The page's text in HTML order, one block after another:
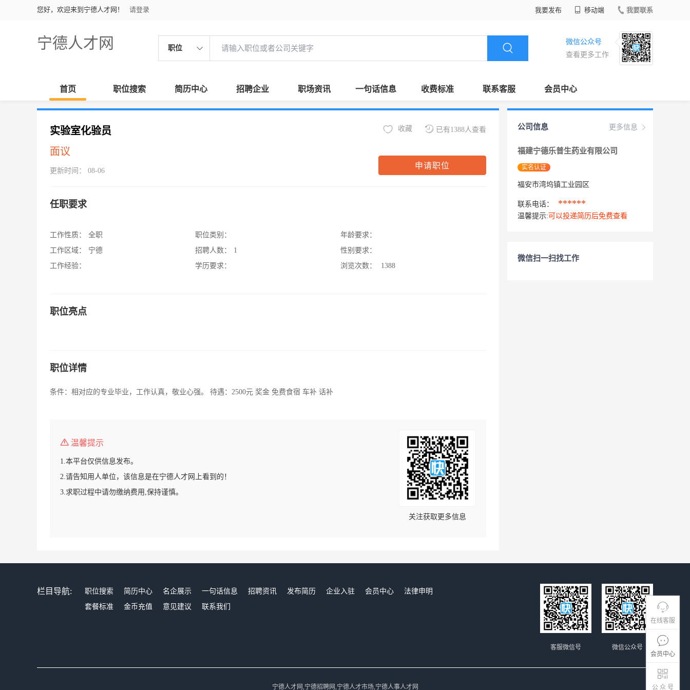
您好，欢迎来到宁德人才网！ 请登录 我要发布 移动端 我要联系
宁德人才网 职位
微信公众号
查看更多工作
首页 职位搜索 简历中心 招聘企业 职场资讯 一句话信息 收费标准 联系客服 会员中心
在线客服
会员中心
公 众 号
实验室化验员
面议
更新时间： 08-06
已有1388人查看
收藏
申请职位
任职要求
工作性质：
全职
工作区域：
宁德
工作经验：
职位类别：
招聘人数：
1
学历要求：
年龄要求：
性别要求：
浏览次数：
1388
职位亮点
职位详情
条件：相对应的专业毕业，工作认真，敬业心强。 待遇：2500元 奖金 免费食宿 车补 话补
温馨提示
1.本平台仅供信息发布。
2.请告知用人单位，该信息是在宁德人才网上看到的！
3.求职过程中请勿缴纳费用,保持谨慎。
关注获取更多信息
更多信息
公司信息
福建宁德乐普生药业有限公司
实名认证
福安市湾坞镇工业园区
联系电话： ******
温馨提示: 可以投递简历后免费查看
微信扫一扫找工作
栏目导航: 职位搜索 简历中心 名企展示 一句话信息 招聘资讯 发布简历 企业入驻 会员中心
法律申明
套餐标准
金币充值 意见建议 联系我们
微信公众号
客服微信号
宁德人才网,宁德招聘网,宁德人才市场,宁德人事人才网